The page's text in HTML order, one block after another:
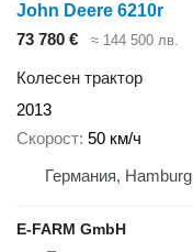
John Deere 6210r
73 780 €
≈ 144 500 лв.
Колесен трактор
2013
Скорост 50 км/ч
Германия, Hamburg
E-FARM GmbH